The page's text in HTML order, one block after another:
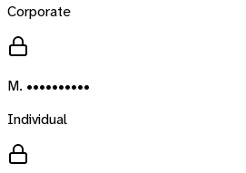
Corporate
M. ••••••••••
Individual